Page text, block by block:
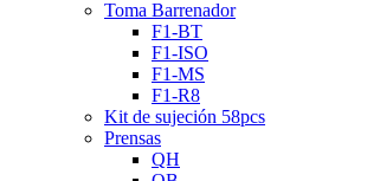
Toma Barrenador
F1-BT
F1-ISO
F1-MS
F1-R8
Kit de sujeción 58pcs
Prensas
QH